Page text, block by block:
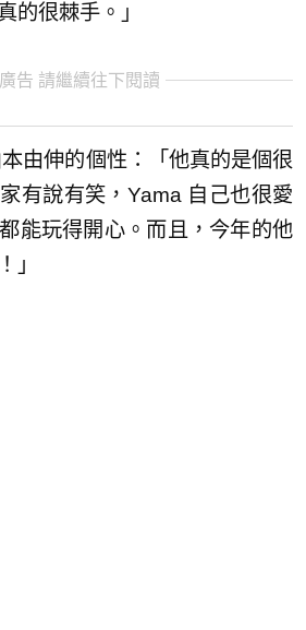
的很棘手。」
告 請繼續往下閱讀
由伸的個性：「他真的是個很
有說有笑，Yama 自己也很愛
能玩得開心。而且，今年的他
」